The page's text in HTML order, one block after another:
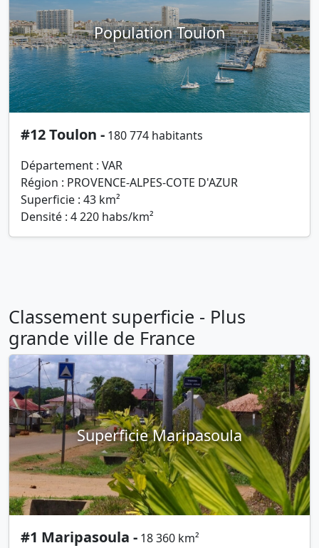
Population Toulon
#12 Toulon - 180 774 habitants
Département : VAR
Région : PROVENCE-ALPES-COTE D'AZUR
Superficie : 43 km²
Densité : 4 220 habs/km²
Classement superficie - Plus
grande ville de France
Superficie Maripasoula
#1 Maripasoula - 18 360 km²